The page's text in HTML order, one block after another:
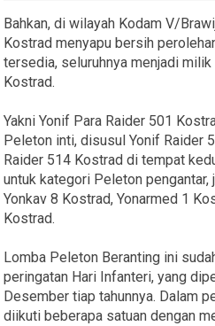
Bahkan, di wilayah Kodam V/
Kostrad menyapu bersih
tersedia, seluruhnya menjadi
Kostrad.
Yakni Yonif Para Raider 501
Peleton inti, disusul Yonif Raider
Raider 514 Kostrad di tempat
untuk kategori Peleton pengantar,
Yonkav 8 Kostrad, Yonarmed 1
Kostrad.
Lomba Peleton Beranting ini
peringatan Hari Infanteri, yang
Desember tiap tahunnya. Dalam
diikuti beberapa satuan dengan